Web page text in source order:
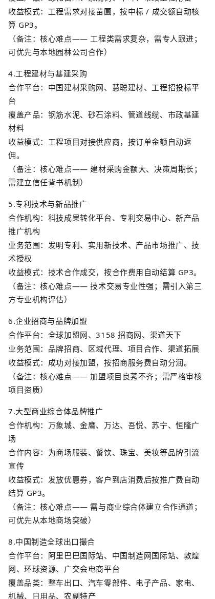
收益模式：工程需求对接苗圃，按中标 / 成交额自动核
算 GP3。
（备注：核心难点—— 工程类需求复杂，需专人跟进；
可优先与本地园林公司合作）
4.工程建材与基建采购
合作平台：中国建材采购网、慧聪建材、工程招投标平
台
覆盖产品：钢筋水泥、砂石涂料、管道线缆、市政基建
材料
收益模式：工程项目对接供应商，按订单金额自动返
佣。
（备注：核心难点—— 建材采购金额大、决策周期长；
需建立信任背书机制）
5.专利技术与新品推广
合作机构：科技成果转化平台、专利交易中心、新产品
推广机构
业务范围：发明专利、实用新技术、产品市场推广、技
术授权
收益模式：技术合作成交，按合作费用自动结算 GP3。
（备注：核心难点——技术交易专业性强；需引入第三
方专业机构评估）
6.企业招商与品牌加盟
合作平台：全球加盟网、3158招商网、渠道天下
业务范围：品牌招商、区域代理、项目合作、渠道拓展
收益模式：成功对接加盟，按招商服务费自动分润。
（备注：核心难点——加盟项目良莠不齐；需严格审核
项目资质）
7.大型商业综合体品牌推广
合作机构：万象城、金鹰、万达、吾悦、苏宁、恒隆广
场
合作内容：为商场服装、餐饮、珠宝、美妆等品牌引流
宣传
收益模式：发放优惠券，客户到店消费后按推广费自动
结算 GP3。
（备注：核心难点—— 需与商业综合体建立合作通道；
可优先从本地商场突破）
8.中国制造全球出口撮合
合作平台：阿里巴巴国际站、中国制造网国际站、 敦煌
网、环球资源、广交会电商平台
覆盖品类：整车出口、汽车零部件、电子产品、家电、
机械、日用品、农副特产